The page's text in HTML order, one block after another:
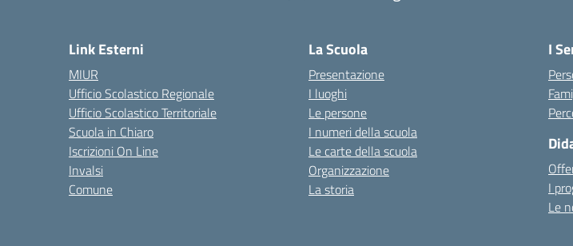
Link Esterni
MIUR
Ufficio Scolastico Regionale
Ufficio Scolastico Territoriale
Scuola in Chiaro
Iscrizioni On Line
Invalsi
Comune
La Scuola
Presentazione
I luoghi
Le persone
I numeri della scuola
Le carte della scuola
Organizzazione
La storia
I
I
Le